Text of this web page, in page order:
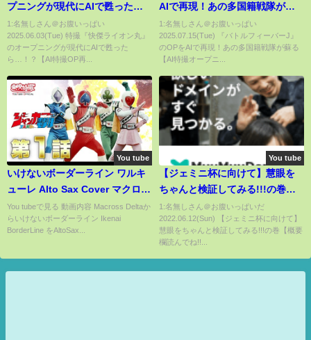
プニングが現代にAIで甦った
ら…！？【AI特撮OP再現】🦁🎥
1:名無しさん＠お腹いっぱい
2025.06.03(Tue) 特撮『快傑ライオン丸』
のオープニングが現代にAIで甦った
ら…！？【AI特撮OP再...
AIで再現！あの多国籍戦隊が蘇
る【AI特撮オープニング再現】
🌍⚡️
1:名無しさん＠お腹いっぱい
2025.07.15(Tue) 『バトルフィーバーJ』
のOPをAIで再現！あの多国籍戦隊が蘇る
【AI特撮オープニ...
You tube
いけないボーダーライン ワルキ
ューレ Alto Sax Cover マクロス
デルタ Macross Delta Walkure
Ikenai BorderLine
You tubeで見る 動画内容 Macross Deltaか
らいけないボーダーライン Ikenai
BorderLine をAltoSax...
You tube
【ジェミニ杯に向けて】慧眼を
ちゃんと検証してみる!!!の巻
【概要欄読んでね!!】
1:名無しさん＠お腹いっぱいだ
2022.06.12(Sun) 【ジェミニ杯に向けて】
慧眼をちゃんと検証してみる!!!の巻【概要
欄読んでね!!...